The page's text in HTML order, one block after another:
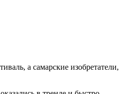
а самарские изобретатели,